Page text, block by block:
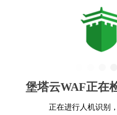
堡塔云WAF正在
正在进行人机识别